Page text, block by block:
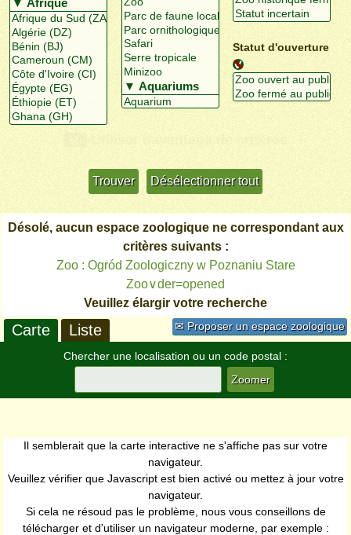
Statut d'ouverture
Désolé, aucun espace zoologique ne correspondant aux
critères suivants :
Zoo : Ogród Zoologiczny w Poznaniu Stare
Zoo∨der=opened
Veuillez élargir votre recherche
✉ Proposer un espace zoologique
Carte Liste
Chercher une localisation ou un code postal :
Il semblerait que la carte interactive ne s'affiche pas sur votre
navigateur.
Veuillez vérifier que Javascript est bien activé ou mettez à jour votre
navigateur.
Si cela ne résoud pas le problème, nous vous conseillons de
télécharger et d'utiliser un navigateur moderne, par exemple :